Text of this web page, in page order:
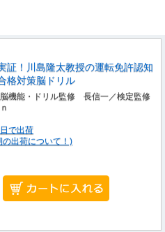
証！川島隆太教授の運転免許認知
格対策脳ドリル
脳機能・ドリル監修 長信一／検定監修
で出荷
の出荷について！)